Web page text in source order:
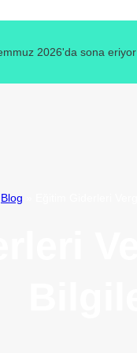
2026'da sona
Blog